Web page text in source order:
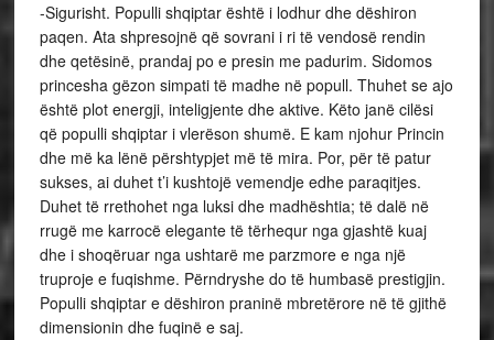
-Sigurisht. Populli shqiptar është i lodhur dhe dëshiron
paqen. Ata shpresojnë që sovrani i ri të vendosë rendin
dhe qetësinë, prandaj po e presin me padurim. Sidomos
princesha gëzon simpati të madhe në popull. Thuhet se ajo
është plot energji, inteligjente dhe aktive. Këto janë cilësi
që populli shqiptar i vlerëson shumë. E kam njohur Princin
dhe më ka lënë përshtypjet më të mira. Por, për të patur
sukses, ai duhet t’i kushtojë vemendje edhe paraqitjes.
Duhet të rrethohet nga luksi dhe madhështia; të dalë në
rrugë me karrocë elegante të tërhequr nga gjashtë kuaj
dhe i shoqëruar nga ushtarë me parzmore e nga një
truproje e fuqishme. Përndryshe do të humbasë prestigjin.
Populli shqiptar e dëshiron praninë mbretërore në të gjithë
dimensionin dhe fuqinë e saj.